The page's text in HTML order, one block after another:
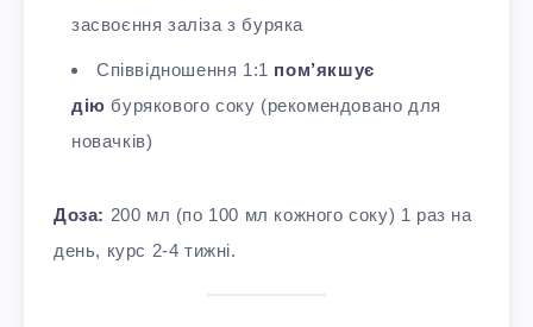
засвоєння заліза з буряка
Співвідношення 1:1 пом’якшує
дію бурякового соку (рекомендовано для
новачків)
Доза: 200 мл (по 100 мл кожного соку) 1 раз на
день, курс 2-4 тижні.